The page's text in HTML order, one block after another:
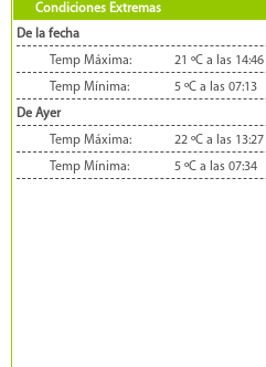
Condiciones Extremas
De la fecha
Temp Máxima:
21 ºC a las 14:46
Temp Mínima:
5 ºC a las 07:13
De Ayer
Temp Máxima:
22 ºC a las 13:27
Temp Mínima:
5 ºC a las 07:34